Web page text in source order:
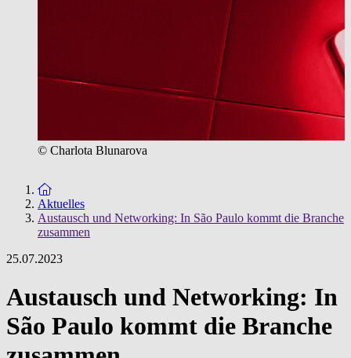
© Charlota Blunarova
Zur Startseite
Aktuelles
Austausch und Networking: In São Paulo kommt die Branche
zusammen
25.07.2023
Austausch und Networking: In
São Paulo kommt die Branche